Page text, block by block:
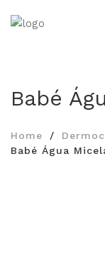
Babé
Home
Babé Água